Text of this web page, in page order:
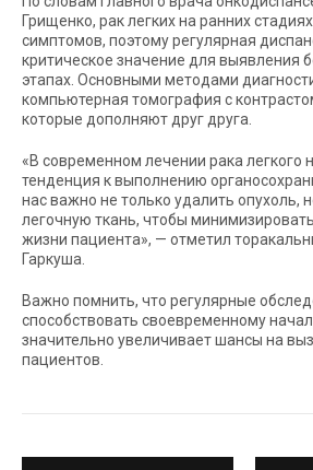
Грищенко, рак легких на ранних
симптомов, поэтому регулярная
критическое значение для выявления
этапах. Основными методами
компьютерная томография с
которые дополняют друг друга.
«В современном лечении рака легкого
тенденция к выполнению
нас важно не только удалить опухоль,
легочную ткань, чтобы
жизни пациента», — отметил
Гаркуша.
Важно помнить, что регулярные
способствовать своевременному
значительно увеличивает шансы на
пациентов.